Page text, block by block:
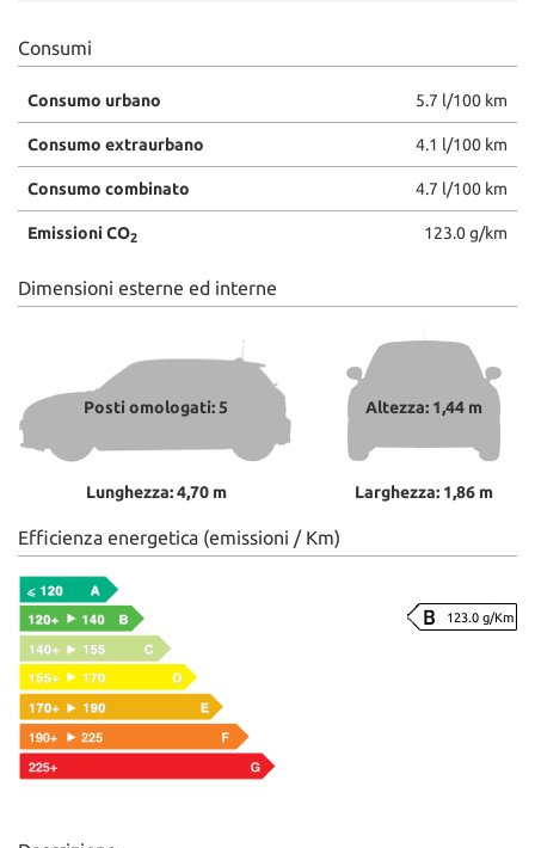
Consumi
Consumo urbano 5.7 l/100 km
Consumo extraurbano 4.1 l/100 km
Consumo combinato 4.7 l/100 km
Emissioni CO2 123.0 g/km
Dimensioni esterne ed interne
Posti omologati: 5
Lunghezza: 4,70 m
Altezza: 1,44 m
Larghezza: 1,86 m
Efficienza energetica (emissioni / Km)
123.0 g/Km